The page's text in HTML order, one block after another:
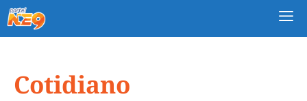
Cotidiano